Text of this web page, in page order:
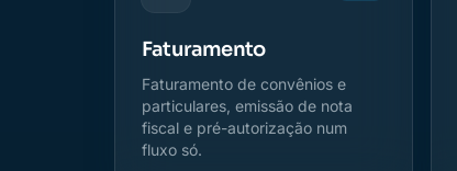
Faturamento
Faturamento de convênios e
particulares, emissão de nota
fiscal e pré-autorização num
fluxo só.